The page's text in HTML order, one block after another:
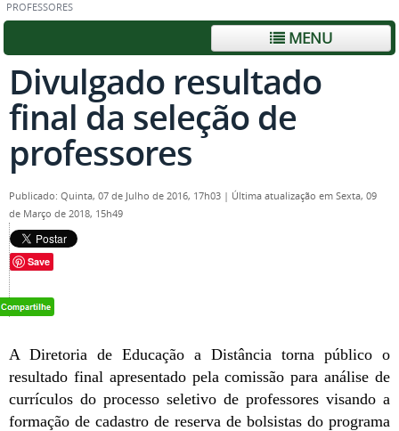
PROFESSORES
MENU
Divulgado resultado
final da seleção de
professores
Publicado: Quinta, 07 de Julho de 2016, 17h03 | Última atualização em Sexta, 09
de Março de 2018, 15h49
Save
A Diretoria de Educação a Distância torna público o
resultado final apresentado pela comissão para análise de
currículos do processo seletivo de professores visando a
formação de cadastro de reserva de bolsistas do programa